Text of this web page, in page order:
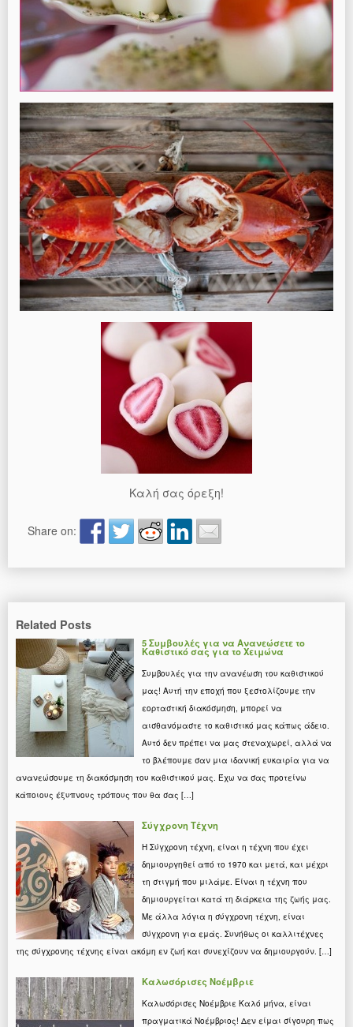
Καλή σας όρεξη!
Share on:
Related Posts
5 Συμβουλές για να Ανανεώσετε το
Καθιστικό σας για το Χειμώνα
Συμβουλές για την ανανέωση του καθιστικού
μας! Αυτή την εποχή που ξεστολίζουμε την
εορταστική διακόσμηση, μπορεί να
αισθανόμαστε το καθιστικό μας κάπως άδειο.
Αυτό δεν πρέπει να μας στεναχωρεί, αλλά να
το βλέπουμε σαν μια ιδανική ευκαιρία για να
ανανεώσουμε τη διακόσμηση του καθιστικού μας. Έχω να σας προτείνω
κάποιους έξυπνους τρόπους που θα σας […]
Σύγχρονη Τέχνη
Η Σύγχρονη τέχνη, είναι η τέχνη που έχει
δημιουργηθεί από το 1970 και μετά, και μέχρι
τη στιγμή που μιλάμε. Είναι η τέχνη που
δημιουργείται κατά τη διάρκεια της ζωής μας.
Με άλλα λόγια η σύγχρονη τέχνη, είναι
σύγχρονη για εμάς. Συνήθως οι καλλιτέχνες
της σύγχρονης τέχνης είναι ακόμη εν ζωή και συνεχίζουν να δημιουργούν. […]
Καλωσόρισες Νοέμβριε
Καλωσόρισες Νοέμβριε Καλό μήνα, είναι
πραγματικά Νοέμβριος! Δεν είμαι σίγουρη πως